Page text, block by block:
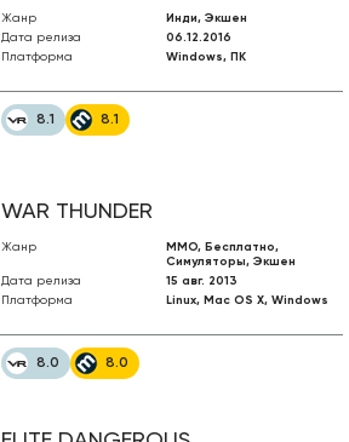
Жанр
Инди, Экшен
Дата релиза
06.12.2016
Платформа
Windows, ПК
8.1 8.1
WAR THUNDER
Жанр
MMO, Бесплатно,
Симуляторы, Экшен
Дата релиза
15 авг. 2013
Платформа
Linux, Mac OS X, Windows
8.0 8.0